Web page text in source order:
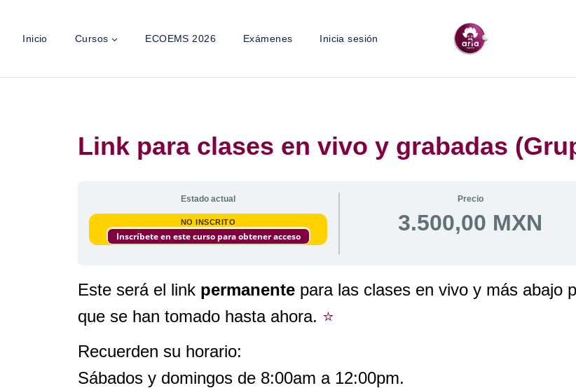
Inicio Cursos ECOEMS 2026 Exámenes Inicia sesión
Link para clases en vivo y grabadas
Estado actual
NO INSCRITO
Inscríbete en este curso para obtener acceso
Precio
3.500,00 MXN
Este será el link permanente para las clases en vivo y más abajo
que se han tomado hasta ahora. ⭐️
Recuerden su horario:
Sábados y domingos de 8:00am a 12:00pm.